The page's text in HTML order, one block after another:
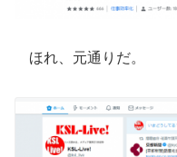
ほれ、元通りだ。